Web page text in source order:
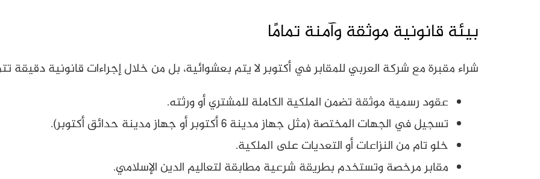
بيئة قانونية موثقة وآمنة تمامًا
شراء مقبرة مع شركة العربي للمقابر في أكتوبر لا يتم بعشوائية، بل من خلال إجراءات قانونية دقيقة
عقود رسمية موثقة تضمن الملكية الكاملة للمشتري أو ورثته.
تسجيل في الجهات المختصة (مثل جهاز مدينة 6 أكتوبر أو جهاز مدينة حدائق أكتوبر).
خلو تام من النزاعات أو التعديات على الملكية.
مقابر مرخصة وتستخدم بطريقة شرعية مطابقة لتعاليم الدين الإسلامي.